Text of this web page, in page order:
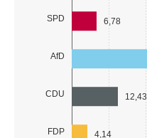
SPD
AfD
CDU
FDP
6,78
12,43
4,14